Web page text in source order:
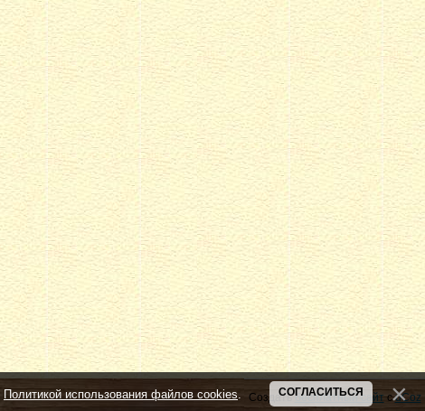
Создатьбесплатный сайтсuCoz
Политикой использования файлов cookies СОГЛАСИТЬСЯ